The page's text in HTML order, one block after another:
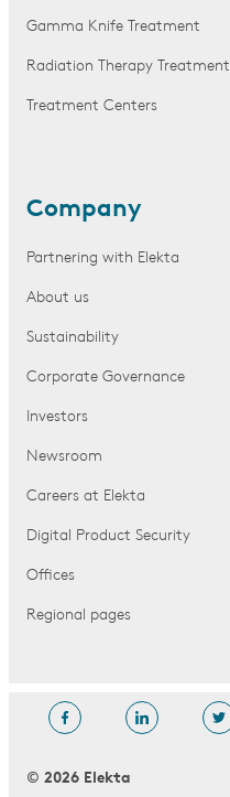
Gamma Knife Treatment
Radiation Therapy Treatment
Treatment Centers
Company
Partnering with Elekta
About us
Sustainability
Corporate Governance
Investors
Newsroom
Careers at Elekta
Digital Product Security
Offices
Regional pages
© 2026 Elekta